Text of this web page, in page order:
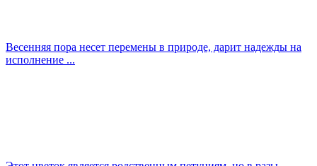
Весенняя пора несет перемены в природе, дарит надежды на
исполнение ...